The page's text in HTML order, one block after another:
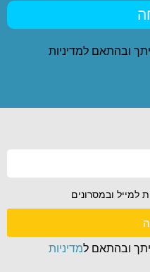
ובהתאם למדיניות
למייל ובמסרונים
ובהתאם למדיניות